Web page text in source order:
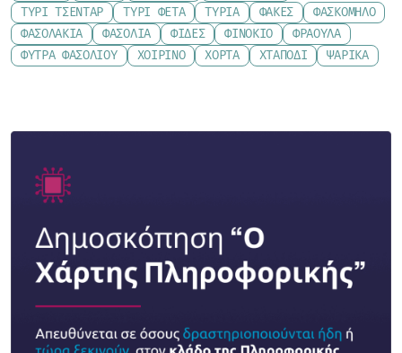
ΤΥΡΊ ΤΣΈΝΤΑΡ
ΤΥΡΊ ΦΈΤΑ ΤΥΡΙΆ ΦΑΚΈΣ
ΦΑΣΚΌΜΗΛΟ
ΦΑΣΟΛΆΚΙΑ
ΦΑΣΌΛΙΑ ΦΙΔΈΣ ΦΙΝΌΚΙΟ
ΦΡΆΟΥΛΑ
ΦΎΤΡΑ ΦΑΣΟΛΙΟΎ
ΧΟΙΡΙΝΌ ΧΌΡΤΑ ΧΤΑΠΌΔΙ ΨΑΡΙΚΆ